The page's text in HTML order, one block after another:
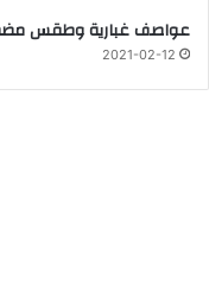
عواصف غبارية وطقس
2021-02-12